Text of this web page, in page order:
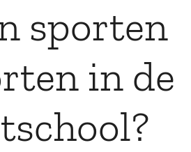
sporten
in de